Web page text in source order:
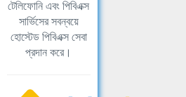
টেলিফোনি এবং পিবিএক্স
সার্ভিসের সবন্বয়ে
হোস্টেড পিবিএক্স সেবা
প্রদান করে।